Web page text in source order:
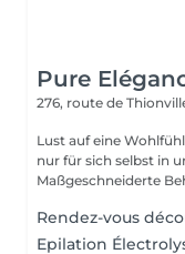
Pure
276, route de
Lust auf eine Wohlfühlpause? Gönnen Sie
nur für sich selbst in
Maßgeschneiderte
Rendez-vous
Epilation